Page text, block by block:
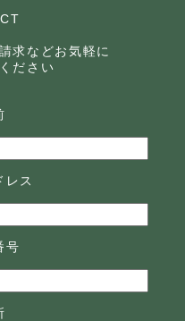
求などお気軽に
ださい
レス
号